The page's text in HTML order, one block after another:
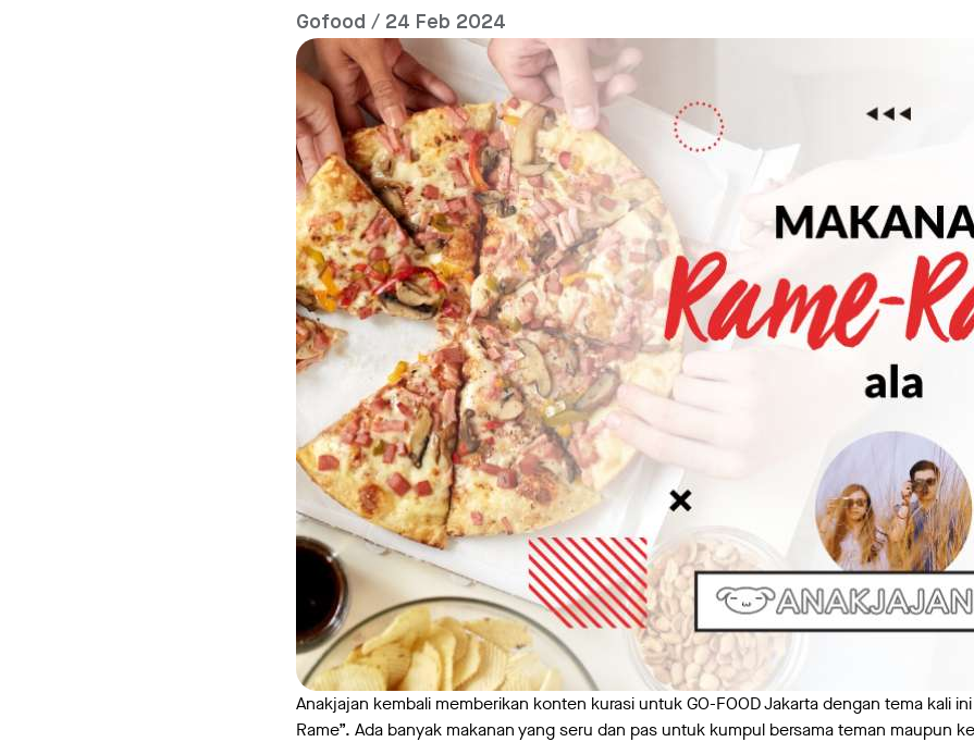
Gofood / 24 Feb 2024
Anakjajan kembali memberikan konten kurasi untuk GO-FOOD Jakarta dengan tema kali
Rame”. Ada banyak makanan yang seru dan pas untuk kumpul bersama teman maupun